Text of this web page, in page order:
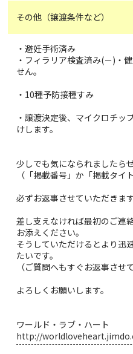
その他（譲渡条件など）
・避妊手術済み
・フィラリア検査済み(－)・
せん。
・10種予防接種すみ
・譲渡決定後、マイクロチッ
けします。
少しでも気になられましたら
（「掲載番号」か「掲載タイ
必ずお返事させていただきます
差し支えなければ最初のご連
お添えください。
そうしていただけるとより迅
たいです。
（ご質問へもすぐお返事させ
よろしくお願いします。
ワールド・ラブ・ハート
http://